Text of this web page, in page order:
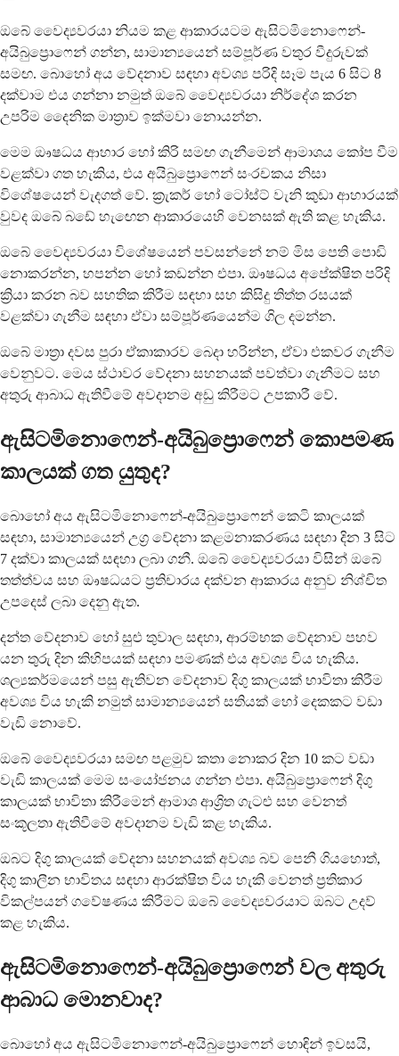
ඔබේ වෛද්‍යවරයා නියම කළ ආකාරයටම ඇසිටමිනොෆෙන්-
අයිබුප්‍රොෆෙන් ගන්න, සාමාන්‍යයෙන් සම්පූර්ණ වතුර වීදුරුවක්
සමඟ. බොහෝ අය වේදනාව සඳහා අවශ්‍ය පරිදි සෑම පැය 6 සිට 8
දක්වාම එය ගන්නා නමුත් ඔබේ වෛද්‍යවරයා නිර්දේශ කරන
උපරිම දෛනික මාත්‍රාව ඉක්මවා නොයන්න.
මෙම ඖෂධය ආහාර හෝ කිරි සමඟ ගැනීමෙන් ආමාශය කෝප වීම
වළක්වා ගත හැකිය, එය අයිබුප්‍රොෆෙන් සංරචකය නිසා
විශේෂයෙන් වැදගත් වේ. ක්‍රැකර් හෝ ටෝස්ට් වැනි කුඩා ආහාරයක්
වුවද ඔබේ බඩේ හැඟෙන ආකාරයෙහි වෙනසක් ඇති කළ හැකිය.
ඔබේ වෛද්‍යවරයා විශේෂයෙන් පවසන්නේ නම් මිස පෙති පොඩි
නොකරන්න, හපන්න හෝ කඩන්න එපා. ඖෂධය අපේක්ෂිත පරිදි
ක්‍රියා කරන බව සහතික කිරීම සඳහා සහ කිසිදු තිත්ත රසයක්
වළක්වා ගැනීම සඳහා ඒවා සම්පූර්ණයෙන්ම ගිල දමන්න.
ඔබේ මාත්‍රා දවස පුරා ඒකාකාරව බෙදා හරින්න, ඒවා එකවර ගැනීම
වෙනුවට. මෙය ස්ථාවර වේදනා සහනයක් පවත්වා ගැනීමට සහ
අතුරු ආබාධ ඇතිවීමේ අවදානම අඩු කිරීමට උපකාරී වේ.
ඇසිටමිනොෆෙන්-අයිබුප්‍රොෆෙන් කොපමණ
කාලයක් ගත යුතුද?
බොහෝ අය ඇසිටමිනොෆෙන්-අයිබුප්‍රොෆෙන් කෙටි කාලයක්
සඳහා, සාමාන්‍යයෙන් උග්‍ර වේදනා කළමනාකරණය සඳහා දින 3 සිට
7 දක්වා කාලයක් සඳහා ලබා ගනී. ඔබේ වෛද්‍යවරයා විසින් ඔබේ
තත්ත්වය සහ ඖෂධයට ප්‍රතිචාරය දක්වන ආකාරය අනුව නිශ්චිත
උපදෙස් ලබා දෙනු ඇත.
දන්ත වේදනාව හෝ සුළු තුවාල සඳහා, ආරම්භක වේදනාව පහව
යන තුරු දින කිහිපයක් සඳහා පමණක් එය අවශ්‍ය විය හැකිය.
ශල්‍යකර්මයෙන් පසු ඇතිවන වේදනාව දිගු කාලයක් භාවිතා කිරීම
අවශ්‍ය විය හැකි නමුත් සාමාන්‍යයෙන් සතියක් හෝ දෙකකට වඩා
වැඩි නොවේ.
ඔබේ වෛද්‍යවරයා සමඟ පළමුව කතා නොකර දින 10 කට වඩා
වැඩි කාලයක් මෙම සංයෝජනය ගන්න එපා. අයිබුප්‍රොෆෙන් දිගු
කාලයක් භාවිතා කිරීමෙන් ආමාශ ආශ්‍රිත ගැටළු සහ වෙනත්
සංකූලතා ඇතිවීමේ අවදානම වැඩි කළ හැකිය.
ඔබට දිගු කාලයක් වේදනා සහනයක් අවශ්‍ය බව පෙනී ගියහොත්,
දිගු කාලීන භාවිතය සඳහා ආරක්ෂිත විය හැකි වෙනත් ප්‍රතිකාර
විකල්පයන් ගවේෂණය කිරීමට ඔබේ වෛද්‍යවරයාට ඔබට උදව්
කළ හැකිය.
ඇසිටමිනොෆෙන්-අයිබුප්‍රොෆෙන් වල අතුරු
ආබාධ මොනවාද?
බොහෝ අය ඇසිටමිනොෆෙන්-අයිබුප්‍රොෆෙන් හොඳින් ඉවසයි,